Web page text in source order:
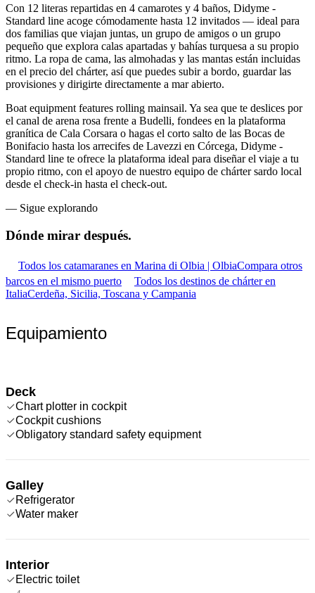
Con 12 literas repartidas en 4 camarotes y 4 baños, Didyme -
Standard line acoge cómodamente hasta 12 invitados — ideal para
dos familias que viajan juntas, un grupo de amigos o un grupo
pequeño que explora calas apartadas y bahías turquesa a su propio
ritmo. La ropa de cama, las almohadas y las mantas están incluidas
en el precio del chárter, así que puedes subir a bordo, guardar las
provisiones y dirigirte directamente a mar abierto.
Boat equipment features rolling mainsail. Ya sea que te deslices por
el canal de arena rosa frente a Budelli, fondees en la plataforma
granítica de Cala Corsara o hagas el corto salto de las Bocas de
Bonifacio hasta los arrecifes de Lavezzi en Córcega, Didyme -
Standard line te ofrece la plataforma ideal para diseñar el viaje a tu
propio ritmo, con el apoyo de nuestro equipo de chárter sardo local
desde el check-in hasta el check-out.
— Sigue explorando
Dónde mirar después.
Todos los catamaranes en Marina di Olbia | OlbiaCompara otros
barcos en el mismo puerto
Todos los destinos de chárter en
ItaliaCerdeña, Sicilia, Toscana y Campania
Equipamiento
Deck
Chart plotter in cockpit
Cockpit cushions
Obligatory standard safety equipment
Galley
Refrigerator
Water maker
Interior
Electric toilet